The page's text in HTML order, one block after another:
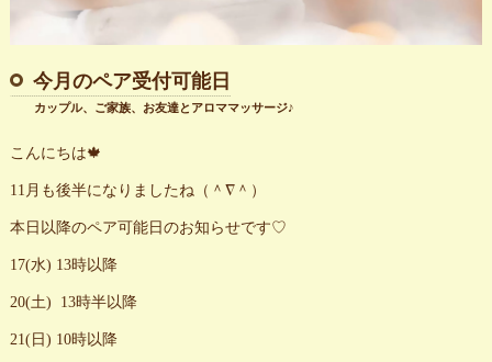
今月のペア受付可能日
カップル、ご家族、お友達とアロママッサージ♪
こんにちは🍁
11月も後半になりましたね（＾∇＾）
本日以降のペア可能日のお知らせです♡
17(水) 13時以降
20(土) 13時半以降
21(日) 10時以降